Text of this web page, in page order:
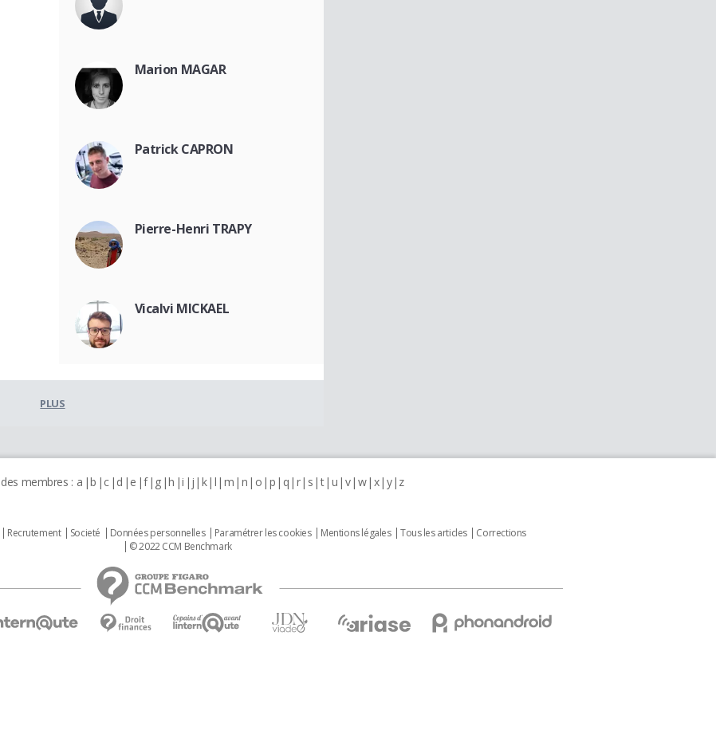
Marion MAGAR
Patrick CAPRON
Pierre-Henri TRAPY
Vicalvi MICKAEL
PLUS
membres : a b c d e f g h i j k l m n o p q r s t u v w x y z
Recrutement Societé Données personnelles Paramétrer les cookies Mentions légales Tous les articles
Corrections
© 2022 CCM Benchmark